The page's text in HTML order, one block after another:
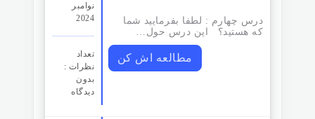
نوامبر
2024
تعداد
نظرات‌ :
بدون
دیدگاه
درس چهارم : لطفا بفرمایید شما
که هستید؟ این درس حول…
مطالعه اش کن